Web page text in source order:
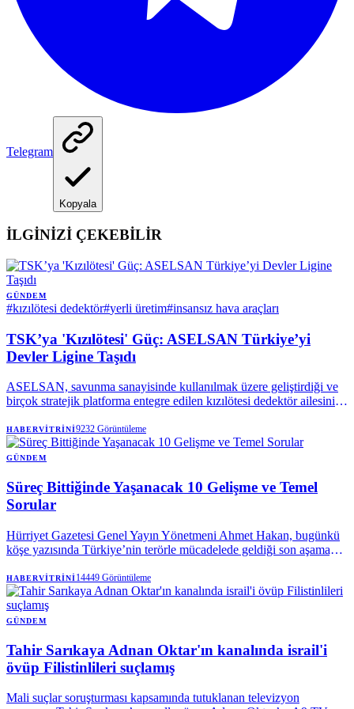
Telegram
Kopyala
İLGİNİZİ ÇEKEBİLİR
GÜNDEM
#kızılötesi dedektör#yerli üretim#insansız hava araçları
TSK’ya 'Kızılötesi' Güç: ASELSAN Türkiye’yi
Devler Ligine Taşıdı
ASELSAN, savunma sanayisinde kullanılmak üzere geliştirdiği ve
birçok stratejik platforma entegre edilen kızılötesi dedektör ailesini
HABERVITRINI9232 Görüntüleme
GÜNDEM
Süreç Bittiğinde Yaşanacak 10 Gelişme ve Temel
Sorular
Hürriyet Gazetesi Genel Yayın Yönetmeni Ahmet Hakan, bugünkü
köşe yazısında Türkiye’nin terörle mücadelede geldiği son aşamayı,
aldı. Hakan; sürecin hedeflerinden af iddialarına, yasal çerçevenin
detaylarından sürecin önde gelen isimlerine kadar kamuoyunun
merak ettiği sorulara yanıt verdi.
HABERVITRINI14449 Görüntüleme
GÜNDEM
Tahir Sarıkaya Adnan Oktar'ın kanalında israil'i
övüp Filistinlileri suçlamış
Mali suçlar soruşturması kapsamında tutuklanan televizyon